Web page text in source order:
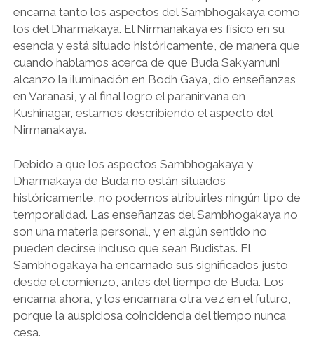
encarna tanto los aspectos del Sambhogakaya como
los del Dharmakaya. El Nirmanakaya es físico en su
esencia y está situado históricamente, de manera que
cuando hablamos acerca de que Buda Sakyamuni
alcanzo la iluminación en Bodh Gaya, dio enseñanzas
en Varanasi, y al final logro el paranirvana en
Kushinagar, estamos describiendo el aspecto del
Nirmanakaya.
Debido a que los aspectos Sambhogakaya y
Dharmakaya de Buda no están situados
históricamente, no podemos atribuirles ningún tipo de
temporalidad. Las enseñanzas del Sambhogakaya no
son una materia personal, y en algún sentido no
pueden decirse incluso que sean Budistas. El
Sambhogakaya ha encarnado sus significados justo
desde el comienzo, antes del tiempo de Buda. Los
encarna ahora, y los encarnara otra vez en el futuro,
porque la auspiciosa coincidencia del tiempo nunca
cesa.